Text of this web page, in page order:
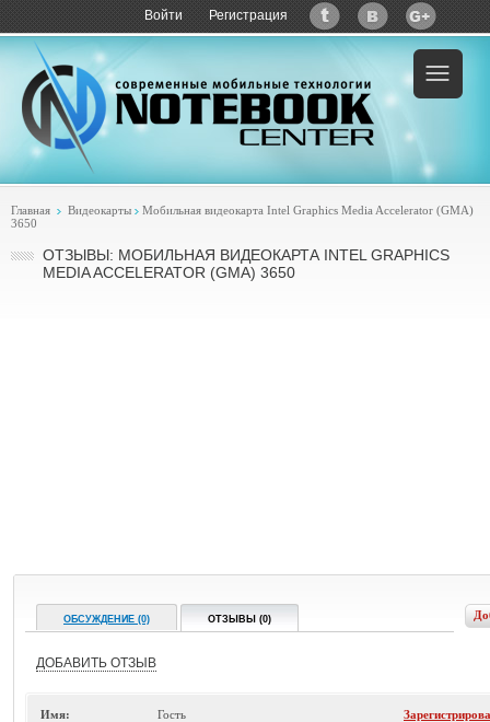
Войти Регистрация
Главная Видеокарты
Мобильная видеокарта Intel Graphics Media Accelerator (GMA)
3650
ОТЗЫВЫ: МОБИЛЬНАЯ ВИДЕОКАРТА INTEL GRAPHICS
MEDIA ACCELERATOR (GMA) 3650
ОБСУЖДЕНИЕ (0) ОТЗЫВЫ (0)
ДОБАВИТЬ ОТЗЫВ
Имя: Гость